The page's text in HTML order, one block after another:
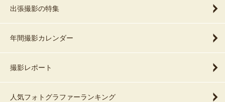
出張撮影の特集
年間撮影カレンダー
撮影レポート
人気フォトグラファーランキング